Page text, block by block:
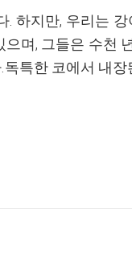
하지만, 우리는
며, 그들은 수천
특한 코에서 내